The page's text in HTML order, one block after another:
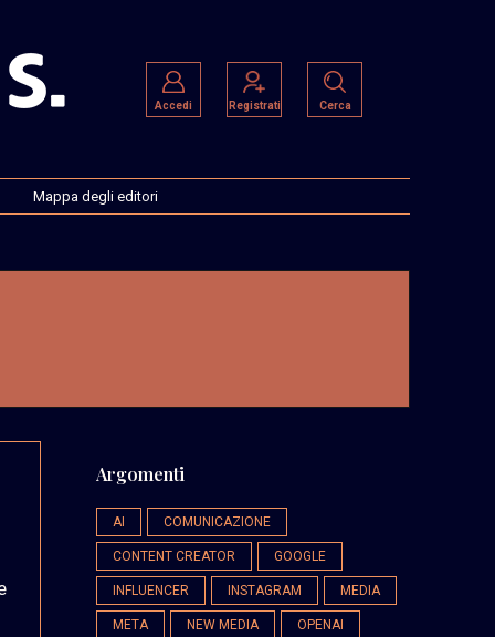
Accedi Registrati Cerca
Mappa degli editori
Argomenti
AI COMUNICAZIONE
CONTENT CREATOR GOOGLE
INFLUENCER INSTAGRAM MEDIA
META NEW MEDIA OPENAI